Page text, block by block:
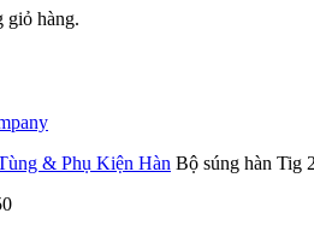
giỏ hàng.
& Phụ Kiện Hàn Bộ súng hàn Tig